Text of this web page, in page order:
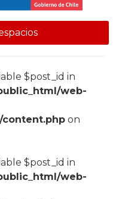
$post_id in
web-
on
$post_id in
web-